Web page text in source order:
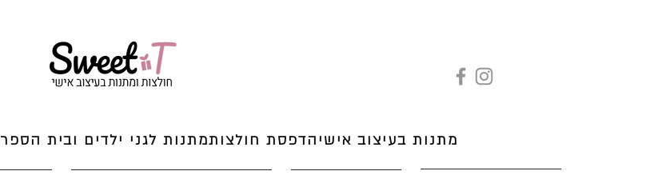
מתנות לגני ילדים ובית הספרהדפסת חולצותמתנות בעיצוב אישי